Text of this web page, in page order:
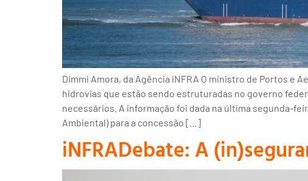
Dimmi Amora, da Agência iNFRA O ministro de Portos e
hidrovias que estão sendo estruturadas no governo
necessários. A informação foi dada na última segunda-
Ambiental) para a concessão […]
iNFRADebate: A